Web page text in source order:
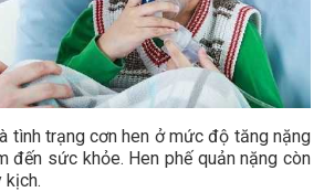
tình trạng cơn hen ở mức độ tăng nặng
đến sức khỏe. Hen phế quản nặng còn
kịch.